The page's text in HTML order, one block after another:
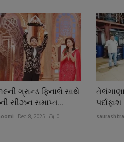
ગ્રાન્ડ ફિનાલે સાથે
સીઝન સમાપ્ત...
Dec 8, 2025 0